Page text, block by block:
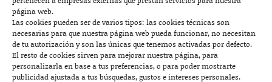
página web.
Las cookies pueden ser de varios tipos: las cookies técnicas son
necesarias para que nuestra página web pueda funcionar, no necesitan
de tu autorización y son las únicas que tenemos activadas por defecto.
El resto de cookies sirven para mejorar nuestra página, para
personalizarla en base a tus preferencias, o para poder mostrarte
publicidad ajustada a tus búsquedas, gustos e intereses personales.
Mallorca
Josep Pla, n°6, 07400 Alcudia (Mallorca)
722 131 870
Contacto